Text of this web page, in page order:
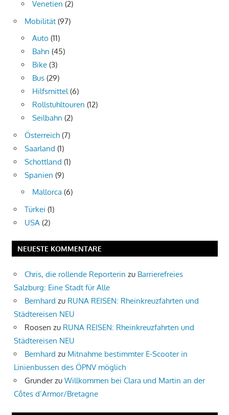
Venetien (2)
Mobilität (97)
Auto (11)
Bahn (45)
Bike (3)
Bus (29)
Hilfsmittel(6)
Rollstuhltouren (12)
Seilbahn (2)
Österreich (7)
Saarland (1)
Schottland (1)
Spanien (9)
Mallorca (6)
Türkei (1)
USA (2)
NEUESTE KOMMENTARE
Chris, die rollende Reporterin zu Barrierefreies
Salzburg: Eine Stadt für Alle
Bernhard zu RUNA REISEN: Rheinkreuzfahrten und
Städtereisen NEU
Roosen zu RUNA REISEN: Rheinkreuzfahrten und
Städtereisen NEU
Bernhard zu Mitnahme bestimmter E-Scooter in
Linienbussen des ÖPNV möglich
Grunderzu Willkommen bei Clara und Martin an der
Côtes d’Armor/Bretagne